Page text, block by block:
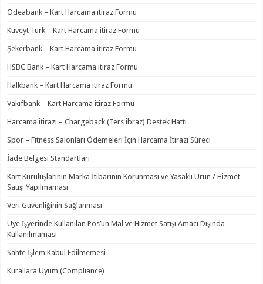
Odeabank – Kart Harcama itiraz Formu
Kuveyt Türk – Kart Harcama itiraz Formu
Şekerbank – Kart Harcama itiraz Formu
HSBC Bank – Kart Harcama itiraz Formu
Halkbank – Kart Harcama itiraz Formu
Vakıfbank – Kart Harcama itiraz Formu
Harcama itirazı – Chargeback (Ters ibraz) Destek Hattı
Spor – Fitness Salonları Ödemeleri İçin Harcama İtirazı Süreci
İade Belgesi Standartları
Kart Kuruluşlarının Marka İtibarının Korunması ve Yasaklı Ürün / Hizmet
Satışı Yapılmaması
Veri Güvenliğinin Sağlanması
Üye İşyerinde Kullanılan Pos’un Mal ve Hizmet Satışı Amacı Dışında
Kullanılmaması
Sahte İşlem Kabul Edilmemesi
Kurallara Uyum (Compliance)